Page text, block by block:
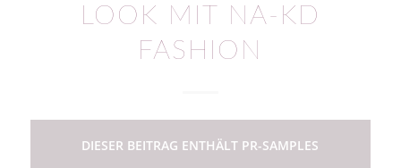
LOOK MIT NA-KD
FASHION
DIESER BEITRAG ENTHÄLT PR-SAMPLES